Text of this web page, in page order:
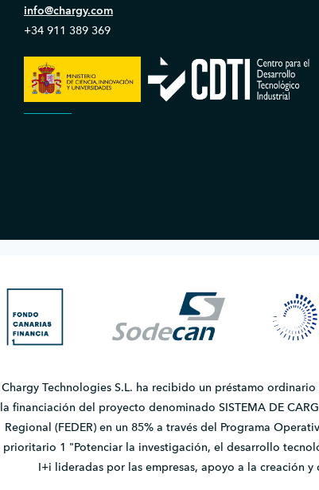
info@chargy.com
+34 911 389 369
Chargy Technologies S.L. ha recibido un préstamo
la financiación del proyecto denominado SISTEMA DE
Regional (FEDER) en un 85% a través del Programa
prioritario 1 "Potenciar la investigación, el desarrollo
I+i lideradas por las empresas, apoyo a la creación